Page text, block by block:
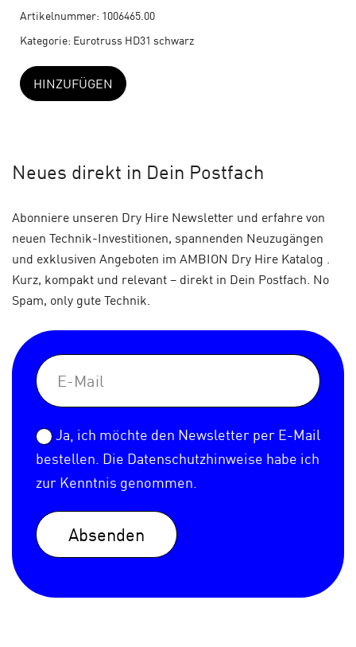
35
x
Artikelnummer: 1006465.00
Kategorie: Eurotruss HD31 schwarz
HINZUFÜGEN
Neues direkt in Dein Postfach
Abonniere unseren Dry Hire Newsletter und erfahre von
neuen Technik-Investitionen, spannenden Neuzugängen
und exklusiven Angeboten im AMBION Dry Hire Katalog .
Kurz, kompakt und relevant – direkt in Dein Postfach. No
Spam, only gute Technik.
Ja, ich möchte den Newsletter per E-Mail
bestellen. Die Datenschutzhinweise habe ich
zur Kenntnis genommen.
Absenden